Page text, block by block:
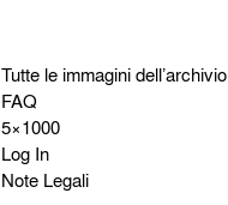
Tutte le immagini dell’archivio
FAQ
5×1000
Log In
Note Legali